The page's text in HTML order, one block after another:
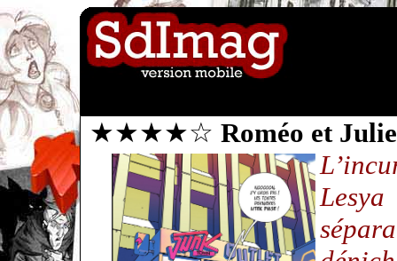
★★★★☆ Roméo et